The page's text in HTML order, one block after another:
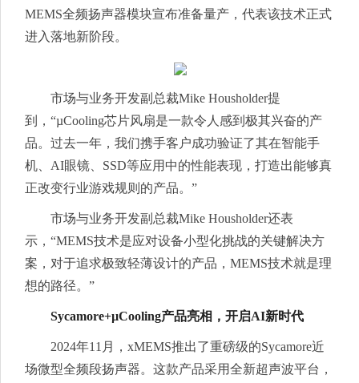
MEMS全频扬声器模块宣布准备量产，代表该技术正式
进入落地新阶段。
市场与业务开发副总裁Mike Housholder提
到，“µCooling芯片风扇是一款令人感到极其兴奋的产
品。过去一年，我们携手客户成功验证了其在智能手
机、AI眼镜、SSD等应用中的性能表现，打造出能够真
正改变行业游戏规则的产品。”
市场与业务开发副总裁Mike Housholder还表
示，“MEMS技术是应对设备小型化挑战的关键解决方
案，对于追求极致轻薄设计的产品，MEMS技术就是理
想的路径。”
Sycamore+µCooling产品亮相，开启AI新时代
2024年11月，xMEMS推出了重磅级的Sycamore近
场微型全频段扬声器。这款产品采用全新超声波平台，